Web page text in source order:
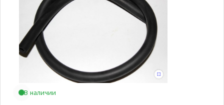
В наличии